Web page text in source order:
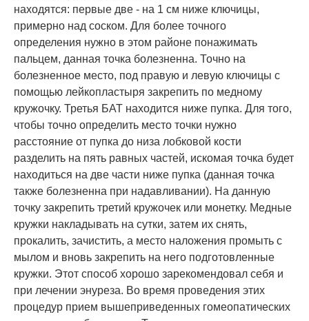
находятся: первые две - на 1 см ниже ключицы,
примерно над соском. Для более точного
определения нужно в этом районе понажимать
пальцем, данная точка болезненна. Точно на
болезненное место, под правую и левую ключицы с
помощью лейкопластыря закрепить по медному
кружочку. Третья БАТ находится ниже пупка. Для того,
чтобы точно определить место точки нужно
расстояние от пупка до низа лобковой кости
разделить на пять равных частей, искомая точка будет
находиться на две части ниже пупка (данная точка
также болезненна при надавливании). На данную
точку закрепить третий кружочек или монетку. Медные
кружки накладывать на сутки, затем их снять,
прокалить, зачистить, а место наложения промыть с
мылом и вновь закрепить на него подготовленные
кружки. Этот способ хорошо зарекомендовал себя и
при лечении энуреза. Во время проведения этих
процедур прием вышеприведенных гомеопатических